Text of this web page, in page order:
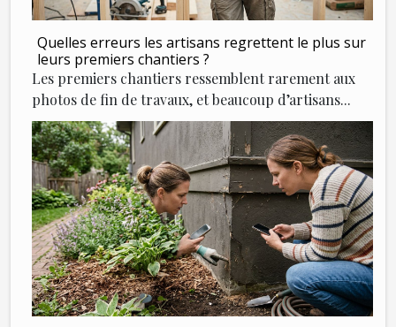
Quelles erreurs les artisans regrettent le plus sur
leurs premiers chantiers ?
Les premiers chantiers ressemblent rarement aux
photos de fin de travaux, et beaucoup d’artisans...